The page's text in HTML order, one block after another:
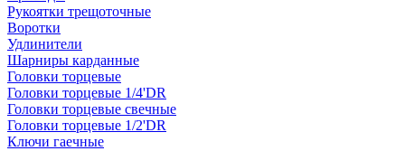
Рукоятки трещоточные
Воротки
Удлинители
Шарниры карданные
Головки торцевые
Головки торцевые 1/4'DR
Головки торцевые свечные
Головки торцевые 1/2'DR
Ключи гаечные